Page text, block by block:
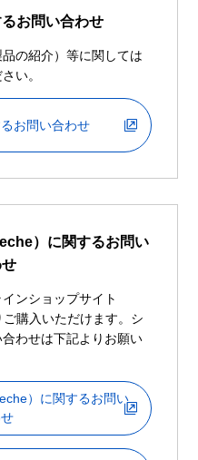
お問い合わせ
の紹介）等に関しては
い。
お問い合わせ
）に関するお問い
ンショップサイト
ご購入いただけます。シ
わせは下記よりお願い
）に関するお問い